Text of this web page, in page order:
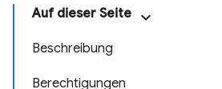
Auf dieser Seite
Beschreibung
Berechtigungen